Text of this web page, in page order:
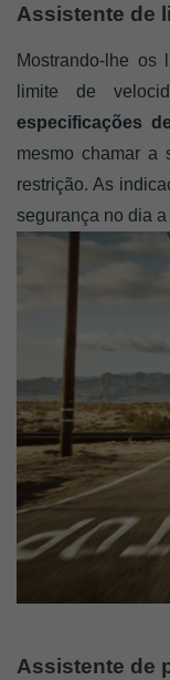
Assistente de
Mostrando-lhe os
limite de
especificações
mesmo chamar a
restrição. As
segurança no dia
Assistente de